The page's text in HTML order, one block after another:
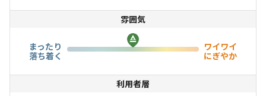
まで?要確認)→BBQ→就寝→カフェで朝食→観光→帰宅）
スウェーデントーチあり。
夏場は川で遊ぶのがお勧めです。是非水着をご持参下さ
い。 浅瀬から腰までの深さのある岩肌の綺麗な滝は、迫
雰囲気
まったり
落ち着く
ワイワイ
にぎやか
利用者層